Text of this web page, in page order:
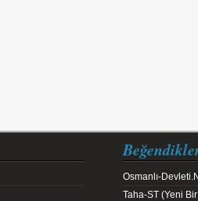
Osmanlı-
Taha-ST (Yeni